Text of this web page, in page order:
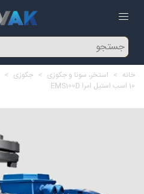
خانه > استخر، سونا و جکوزی > جکوزی >
10 اسب استیل امرا EMS100D